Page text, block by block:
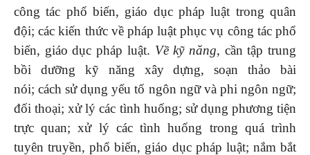
công tác phổ biến, giáo dục pháp luật trong quân
đội; các kiến thức về pháp luật phục vụ công tác phổ
biến, giáo dục pháp luật. Về kỹ năng, cần tập trung
bồi dưỡng kỹ năng xây dựng, soạn thảo bài
nói; cách sử dụng yếu tố ngôn ngữ và phi ngôn ngữ;
đối thoại; xử lý các tình huống; sử dụng phương tiện
trực quan; xử lý các tình huống trong quá trình
tuyên truyền, phổ biến, giáo dục pháp luật; nắm bắt